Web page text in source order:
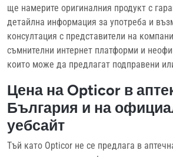
ще намерите оригиналния продукт с
детайлна информация за употреба и
консултация с представители на
съмнителни интернет платформи и
които може да предлагат подправени
Цена на Opticor в
България и на
уебсайт
Тъй като Opticor не се предлага в